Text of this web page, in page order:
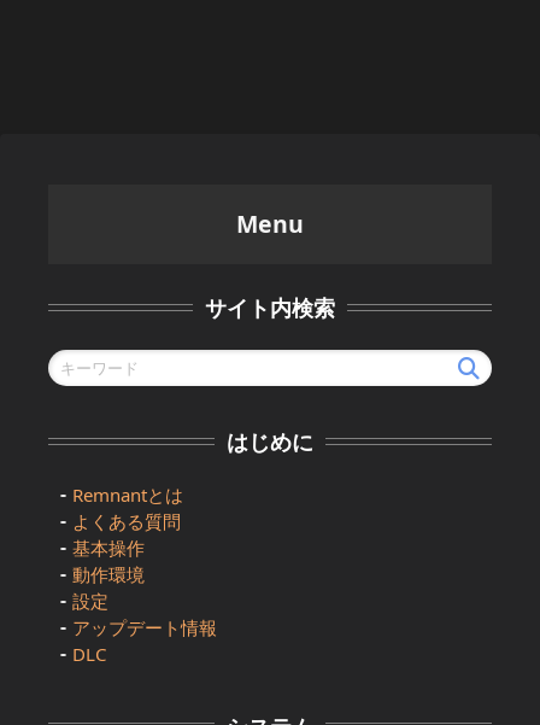
Menu
サイト内検索
はじめに
Remnantとは
よくある質問
基本操作
動作環境
設定
アップデート情報
DLC